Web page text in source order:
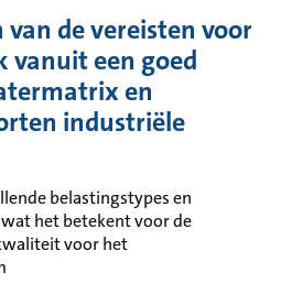
de vereisten voor
een goed
en
industriële
belastingstypes en
het betekent voor de
voor het